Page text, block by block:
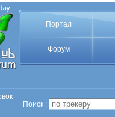
Портал
Форум
Поиск :